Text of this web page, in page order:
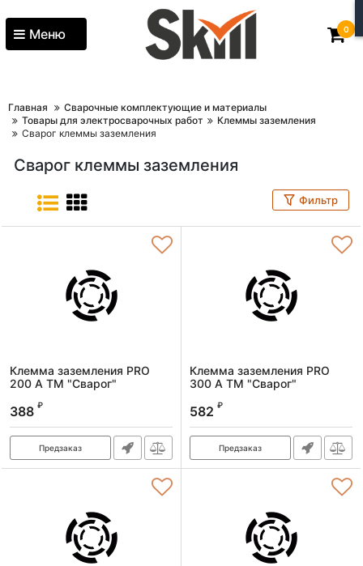
Меню 0
Главная
Сварочные комплектующие и материалы
Товары для электросварочных работ
Клеммы заземления
Сварог клеммы заземления
Сварог клеммы заземления
Фильтр
Клемма заземления PRO
200 А ТМ "Сварог"
Артикул:
388 ₽
Предзаказ
Клемма заземления PRO
300 А ТМ "Сварог"
Артикул:
582 ₽
Предзаказ